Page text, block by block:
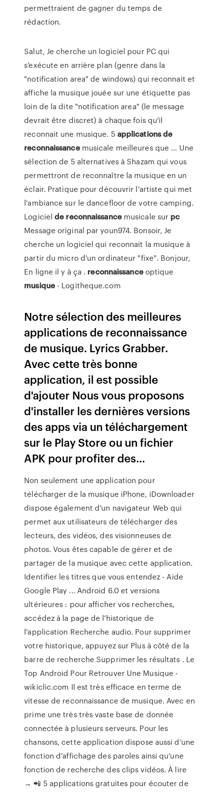
permettraient de gagner du temps de
rédaction.
Salut, Je cherche un logiciel pour PC qui
s’exécute en arrière plan (genre dans la
"notification area" de windows) qui reconnait et
affiche la musique jouée sur une étiquette pas
loin de la dite "notification area" (le message
devrait être discret) à chaque fois qu'il
reconnait une musique. 5 applicationsde
reconnaissancemusicale meilleures que ... Une
sélection de 5 alternatives à Shazam qui vous
permettront de reconnaître la musique en un
éclair. Pratique pour découvrir l'artiste qui met
l'ambiance sur le dancefloor de votre camping.
Logicielde reconnaissancemusicale sur pc
Message original par youn974. Bonsoir, Je
cherche un logiciel qui reconnait la musique à
partir du micro d'un ordinateur "fixe". Bonjour,
En ligne il y à ça . reconnaissanceoptique
musique- Logitheque.com
Notre sélection des meilleures
applications de reconnaissance
de musique. Lyrics Grabber.
Avec cette très bonne
application, il est possible
d'ajouter Nous vous proposons
d'installer les dernières versions
des apps via un téléchargement
sur le Play Store ou un fichier
APK pour profiter des…
Non seulement une application pour
télécharger de la musique iPhone, iDownloader
dispose également d'un navigateur Web qui
permet aux utilisateurs de télécharger des
lecteurs, des vidéos, des visionneuses de
photos. Vous êtes capable de gérer et de
partager de la musique avec cette application.
Identifier les titres que vous entendez - Aide
Google Play ... Android 6.0 et versions
ultérieures : pour afficher vos recherches,
accédez à la page de l'historique de
l'application Recherche audio. Pour supprimer
votre historique, appuyez sur Plus à côté de la
barre de recherche Supprimer les résultats . Le
Top Android Pour Retrouver Une Musique -
wikiclic.com Il est très efficace en terme de
vitesse de reconnaissance de musique. Avec en
prime une très très vaste base de donnée
connectée à plusieurs serveurs. Pour les
chansons, cette application dispose aussi d’une
fonction d’affichage des paroles ainsi qu’une
fonction de recherche des clips vidéos. À lire
→ 📲 5 applications gratuites pour écouter de